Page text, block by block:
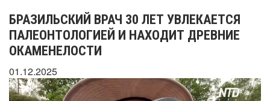
БРАЗИЛЬСКИЙ ВРАЧ 30 ЛЕТ УВЛЕКАЕТСЯ
ПАЛЕОНТОЛОГИЕЙ И НАХОДИТ ДРЕВНИЕ
ОКАМЕНЕЛОСТИ
01.12.2025